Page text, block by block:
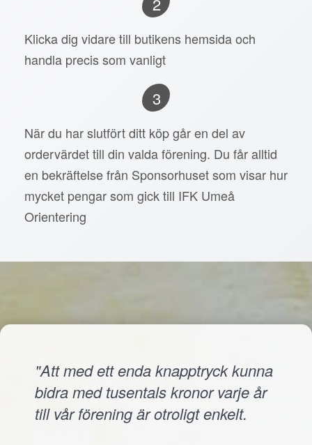
Klicka dig vidare till butikens hemsida och
handla precis som vanligt
3
När du har slutfört ditt köp går en del av
ordervärdet till din valda förening. Du får alltid
en bekräftelse från Sponsorhuset som visar hur
mycket pengar som gick till IFK Umeå
Orientering
"Att med ett enda knapptryck kunna
bidra med tusentals kronor varje år
till vår förening är otroligt enkelt.